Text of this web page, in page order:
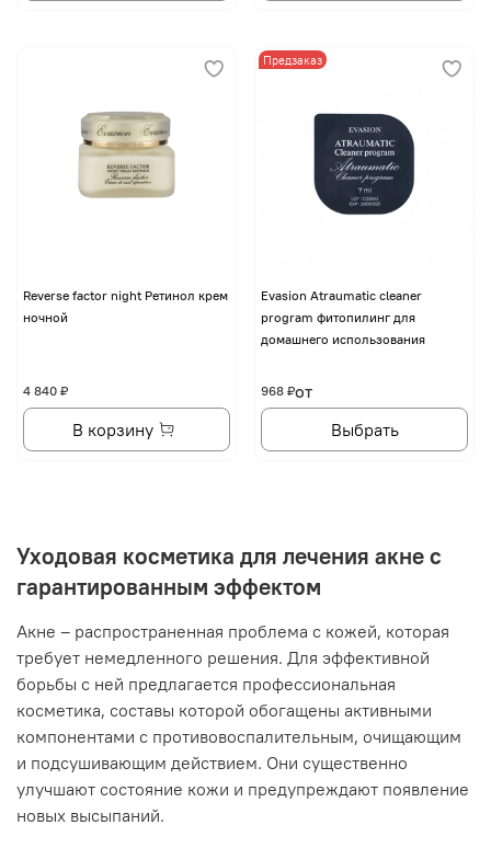
Reverse factor night Ретинол крем
ночной
4 840 ₽
В корзину
Предзаказ
Evasion Atraumatic cleaner
program фитопилинг для
домашнего использования
от
968 ₽
Выбрать
Уходовая косметика для лечения акне с
гарантированным эффектом
Акне – распространенная проблема с кожей, которая
требует немедленного решения. Для эффективной
борьбы с ней предлагается профессиональная
косметика, составы которой обогащены активными
компонентами с противовоспалительным, очищающим
и подсушивающим действием. Они существенно
улучшают состояние кожи и предупреждают появление
новых высыпаний.